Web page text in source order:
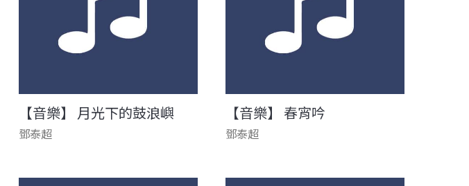
【音樂】 月光下的鼓浪嶼
鄧泰超
【音樂】 春宵吟
鄧泰超